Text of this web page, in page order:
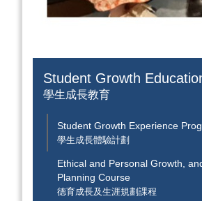
Student Growth
學生成長教育
Student Growth Experience
學生成長體驗計劃
Ethical and Personal Growth,
Planning Course
德育成長及生涯規劃課程